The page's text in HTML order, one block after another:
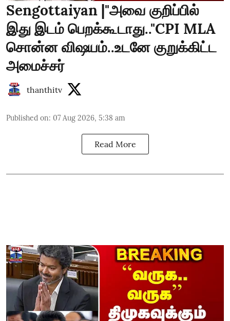
Sengottaiyan |"அவை குறிப்பில்
இது இடம் பெறக்கூடாது.."CPI MLA
சொன்ன விஷயம்..உடனே குறுக்கிட்ட
அமைச்சர்
thanthitv
Published on: 07 Aug 2026, 5:38 am
Read More